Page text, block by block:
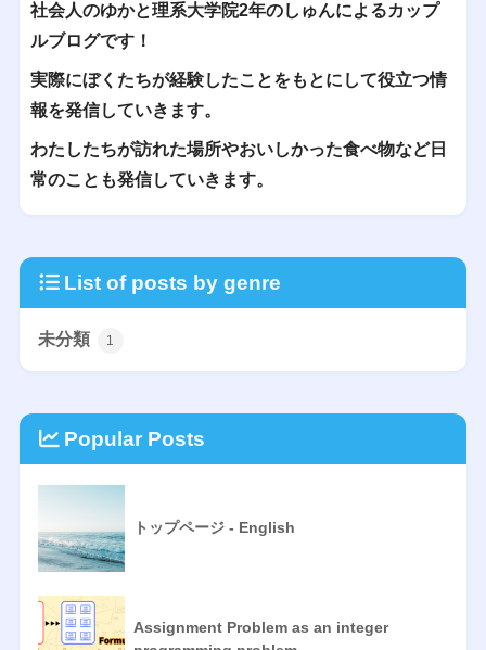
社会人のゆかと理系大学院2年のしゅんによるカップ
ルブログです！
実際にぼくたちが経験したことをもとにして役立つ情
報を発信していきます。
わたしたちが訪れた場所やおいしかった食べ物など日
常のことも発信していきます。
List of posts by genre
未分類 1
Popular Posts
トップページ - English
Assignment Problem as an integer